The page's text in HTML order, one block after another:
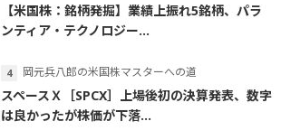
【米国株：銘柄発掘】業績上振れ5銘柄、パラ
ンティア・テクノロジー...
岡元兵八郎の米国株マスターへの道
スペースＸ［SPCX］上場後初の決算発表、数字
は良かったが株価が下落...